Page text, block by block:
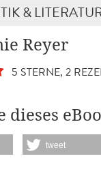
&
Reyer
5 STERNE, 2
dieses
tweet